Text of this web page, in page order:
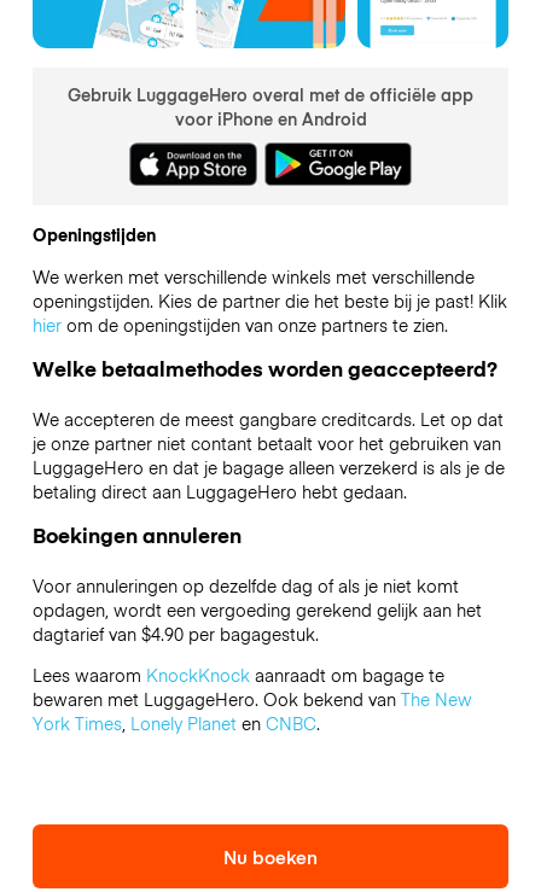
Gebruik LuggageHero overal met de officiële app
voor iPhone en Android
Openingstijden
We werken met verschillende winkels met verschillende
openingstijden. Kies de partner die het beste bij je past! Klik
hierom de openingstijden van onze partners te zien.
Welke betaalmethodes worden geaccepteerd?
We accepteren de meest gangbare creditcards. Let op dat
je onze partner niet contant betaalt voor het gebruiken van
LuggageHero en dat je bagage alleen verzekerd is als je de
betaling direct aan LuggageHero hebt gedaan.
Boekingen annuleren
Voor annuleringen op dezelfde dag of als je niet komt
opdagen, wordt een vergoeding gerekend gelijk aan het
dagtarief van $4.90 per bagagestuk.
Lees waarom KnockKnockaanraadt om bagage te
bewaren met LuggageHero. Ook bekend van The New
York Times, Lonely Planeten CNBC.
Nu boeken